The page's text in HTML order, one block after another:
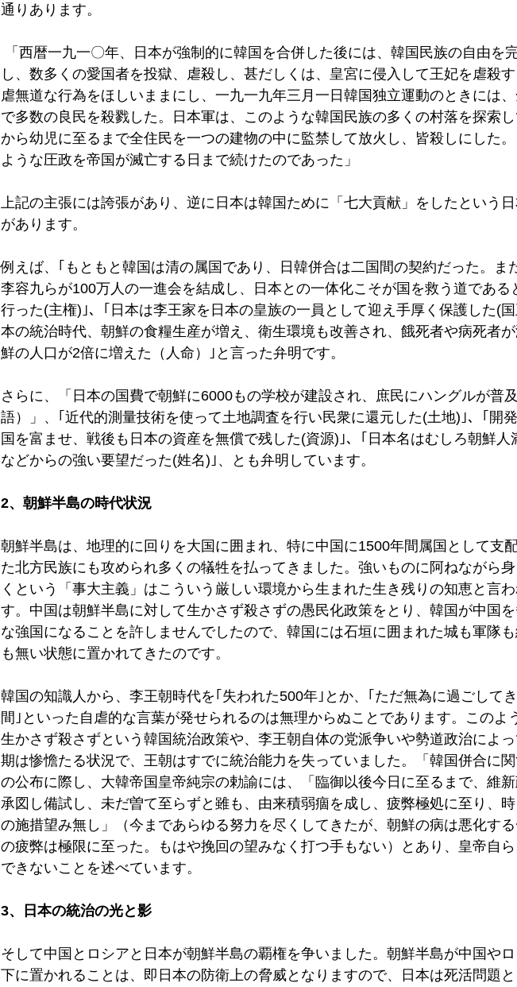
通りあります。
「西暦一九一〇年、日本が強制的に韓国を合併した後には、韓国民族の自由を
し、数多くの愛国者を投獄、虐殺し、甚だしくは、皇宮に侵入して王妃を虐殺
虐無道な行為をほしいままにし、一九一九年三月一日韓国独立運動のときには
で多数の良民を殺戮した。日本軍は、このような韓国民族の多くの村落を探索
から幼児に至るまで全住民を一つの建物の中に監禁して放火し、皆殺しにした
ような圧政を帝国が滅亡する日まで続けたのであった」
上記の主張には誇張があり、逆に日本は韓国ために「七大貢献」をしたという
があります。
例えば、｢もともと韓国は清の属国であり、日韓併合は二国間の契約だった。ま
李容九らが100万人の一進会を結成し、日本との一体化こそが国を救う道である
行った(主権)｣、｢日本は李王家を日本の皇族の一員として迎え手厚く保護した(国
本の統治時代、朝鮮の食糧生産が増え、衛生環境も改善され、餓死者や病死者
鮮の人口が2倍に増えた（人命）｣と言った弁明です。
さらに、「日本の国費で朝鮮に6000もの学校が建設され、庶民にハングルが普
語）」、｢近代的測量技術を使って土地調査を行い民衆に還元した(土地)｣、｢開
国を富ませ、戦後も日本の資産を無償で残した(資源)｣、｢日本名はむしろ朝鮮人
などからの強い要望だった(姓名)｣、とも弁明しています。
2、朝鮮半島の時代状況
朝鮮半島は、地理的に回りを大国に囲まれ、特に中国に1500年間属国として支
た北方民族にも攻められ多くの犠牲を払ってきました。強いものに阿ねながら
くという「事大主義」はこういう厳しい環境から生まれた生き残りの知恵と言わ
す。中国は朝鮮半島に対して生かさず殺さずの愚民化政策をとり、韓国が中国を
な強国になることを許しませんでしたので、韓国には石垣に囲まれた城も軍隊
も無い状態に置かれてきたのです。
韓国の知識人から、李王朝時代を｢失われた500年｣とか、｢ただ無為に過ごして
間｣といった自虐的な言葉が発せられるのは無理からぬことであります。このよ
生かさず殺さずという韓国統治政策や、李王朝自体の党派争いや勢道政治によ
期は惨憺たる状況で、王朝はすでに統治能力を失っていました。「韓国併合に関
の公布に際し、大韓帝国皇帝純宗の勅諭には、「臨御以後今日に至るまで、維
承図し備試し、未だ曽て至らずと雖も、由来積弱痼を成し、疲弊極処に至り、
の施措望み無し」（今まであらゆる努力を尽くしてきたが、朝鮮の病は悪化す
の疲弊は極限に至った。もはや挽回の望みなく打つ手もない）とあり、皇帝自
できないことを述べています。
3、日本の統治の光と影
そして中国とロシアと日本が朝鮮半島の覇権を争いました。朝鮮半島が中国や
下に置かれることは、即日本の防衛上の脅威となりますので、日本は死活問題と